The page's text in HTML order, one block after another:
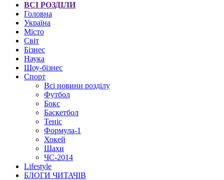
ВСІ РОЗДІЛИ
Головна
Україна
Місто
Світ
Бізнес
Наука
Шоу-бізнес
Спорт
Всі новини розділу
Футбол
Бокс
Баскетбол
Теніс
Формула-1
Хокей
Шахи
ЧС-2014
Lifestyle
БЛОГИ ЧИТАЧІВ